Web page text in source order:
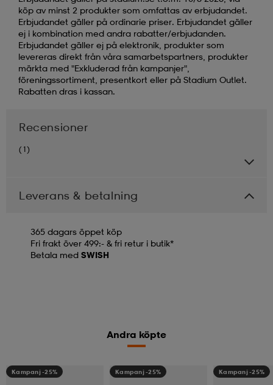
köp av minst 2 produkter som omfattas av erbjudandet.
Erbjudandet gäller på ordinarie priser. Erbjudandet gäller
ej i kombination med andra rabatter/erbjudanden.
Erbjudandet gäller ej på elektronik, produkter som
levereras direkt från våra samarbetspartners, produkter
märkta med "Exkluderad från kampanjer",
föreningssortiment, presentkort eller på Stadium Outlet.
Rabatten dras i kassan.
Recensioner
(1)
Leverans & betalning
365 dagars öppet köp
Fri frakt över 499:- & fri retur i butik*
Betala med SWISH
Andra köpte
Kampanj -25% Kampanj -25% Kampanj -25%